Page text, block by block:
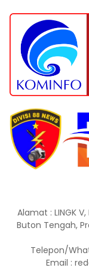
Alamat : LINGK
Buton Tengah,
Telepon/
Email :